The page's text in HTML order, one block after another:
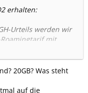
erhalten:
Urteils werden wir
mit
Weitere Infos
. Für
regulierte EU-
Roamingtarif sein.
Sie der
20GB? Was steht
auf die